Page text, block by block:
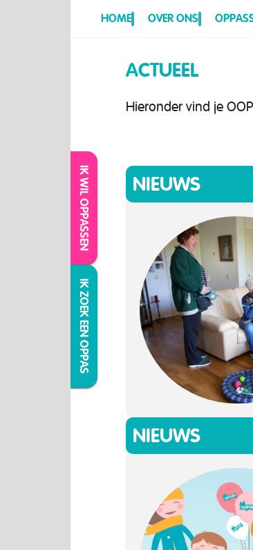
HOME OVER ONS
IK WIL OPPASSEN
IK ZOEK EEN OPPAS
ACTUEEL
Hieronder vind je
NIEUWS
NIEUWS